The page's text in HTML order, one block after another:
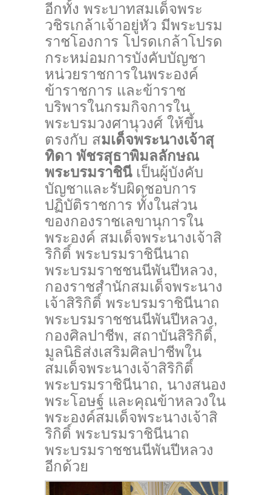
อีกทั้ง พระบาทสมเด็จพระ
วชิรเกล้าเจ้าอยู่หัว มีพระบรม
ราชโองการ โปรดเกล้าโปรด
กระหม่อมการบังคับบัญชา
หน่วยราชการในพระองค์
ข้าราชการ และข้าราช
บริพารในกรมกิจการใน
พระบรมวงศานุวงศ์ ให้ขึ้น
ตรงกับ สมเด็จพระนางเจ้าสุ
ทิดา พัชรสุธาพิมลลักษณ
พระบรมราชินีเป็นผู้บังคับ
บัญชาและรับผิดชอบการ
ปฏิบัติราชการ ทั้งในส่วน
ของกองราชเลขานุการใน
พระองค์ สมเด็จพระนางเจ้าสิ
ริกิติ์ พระบรมราชินีนาถ
พระบรมราชชนนีพันปีหลวง,
กองราชสำนักสมเด็จพระนาง
เจ้าสิริกิติ์ พระบรมราชินีนาถ
พระบรมราชชนนีพันปีหลวง,
กองศิลปาชีพ, สถาบันสิริกิติ์,
มูลนิธิส่งเสริมศิลปาชีพใน
สมเด็จพระนางเจ้าสิริกิติ์
พระบรมราชินีนาถ, นางสนอง
พระโอษฐ์ และคุณข้าหลวงใน
พระองค์สมเด็จพระนางเจ้าสิ
ริกิติ์ พระบรมราชินีนาถ
พระบรมราชชนนีพันปีหลวง
อีกด้วย